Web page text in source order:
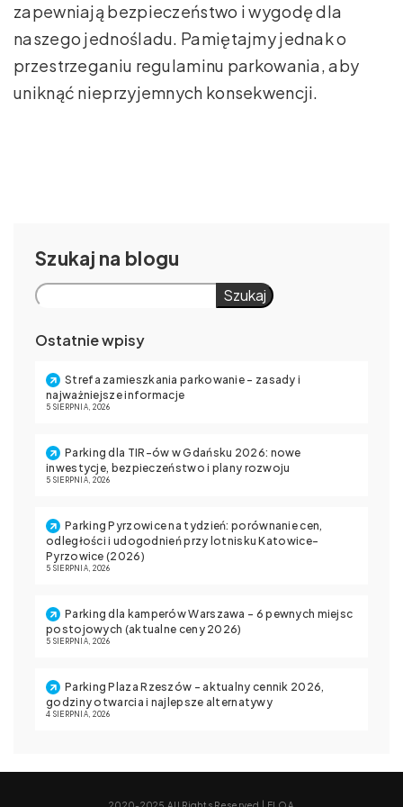
zapewniają bezpieczeństwo i wygodę dla
naszego jednośladu. Pamiętajmy jednak o
przestrzeganiu regulaminu parkowania, aby
uniknąć nieprzyjemnych konsekwencji.
Szukaj
Szukaj
Ostatnie wpisy
Strefa zamieszkania parkowanie – zasady i
najważniejsze informacje
5 SIERPNIA, 2026
Parking dla TIR-ów w Gdańsku 2026: nowe
inwestycje, bezpieczeństwo i plany rozwoju
5 SIERPNIA, 2026
Parking Pyrzowice na tydzień: porównanie cen,
odległości i udogodnień przy lotnisku Katowice-
Pyrzowice (2026)
5 SIERPNIA, 2026
Parking dla kamperów Warszawa – 6 pewnych miejsc
postojowych (aktualne ceny 2026)
5 SIERPNIA, 2026
Parking Plaza Rzeszów – aktualny cennik 2026,
godziny otwarcia i najlepsze alternatywy
4 SIERPNIA, 2026